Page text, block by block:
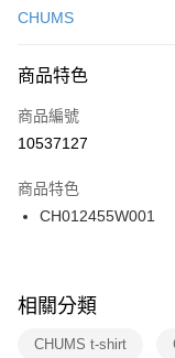
便利好安心！
３．安心：先確認商品／
【「AFTEE先享後付」結
１．於結帳方式選擇「
２．訂單成立數日內，您
３．收到繳費通知簡訊
ATM／網路銀行／等多元
※ 交易是否成功請以「
是否繳費成功／繳費後需
客戶支援中心」https://
運送方式
每筆NT$100，滿
宅配
每筆NT$100，滿
付款後門市自取
每筆NT$100，滿
CHUMS
商品特色
商品編號
10537127
商品特色
CH012455W001
相關分類
CHUMS t-shirt